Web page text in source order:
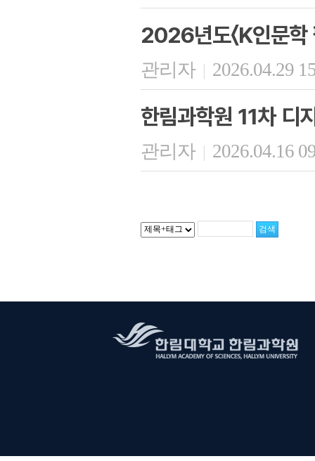
2026년도〈K인문학
관리자 | 2026.04.29
한림과학원 11차 디
관리자 | 2026.04.16